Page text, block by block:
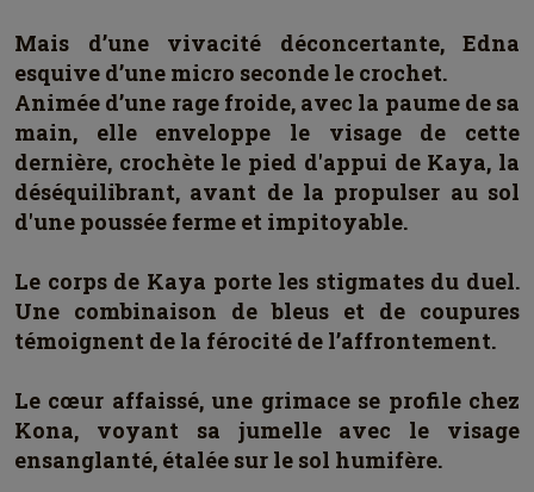
Mais d’une vivacité déconcertante, Edna
esquive d’une micro seconde le crochet.
Animée d’une rage froide, avec la paume de sa
main, elle enveloppe le visage de cette
dernière, crochète le pied d'appui de Kaya, la
déséquilibrant, avant de la propulser au sol
d'une poussée ferme et impitoyable.
Le corps de Kaya porte les stigmates du duel.
Une combinaison de bleus et de coupures
témoignent de la férocité de l’affrontement.
Le cœur affaissé, une grimace se profile chez
Kona, voyant sa jumelle avec le visage
ensanglanté, étalée sur le sol humifère.